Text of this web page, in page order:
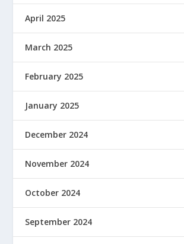
April 2025
March 2025
February 2025
January 2025
December 2024
November 2024
October 2024
September 2024